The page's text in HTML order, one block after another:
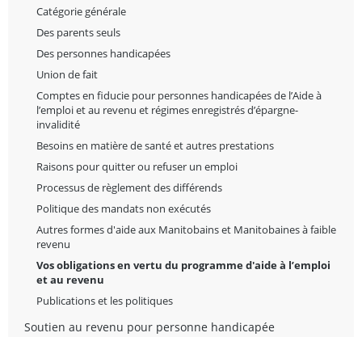
Catégorie générale
Des parents seuls
Des personnes handicapées
Union de fait
Comptes en fiducie pour personnes handicapées de l’Aide à
l’emploi et au revenu et régimes enregistrés d’épargne-
invalidité
Besoins en matière de santé et autres prestations
Raisons pour quitter ou refuser un emploi
Processus de règlement des différends
Politique des mandats non exécutés
Autres formes d'aide aux Manitobains et Manitobaines à faible
revenu
Vos obligations en vertu du programme d'aide à l’emploi
et au revenu
Publications et les politiques
Soutien au revenu pour personne handicapée